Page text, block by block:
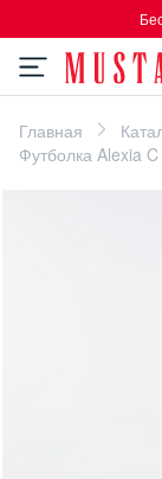
Главная
Футболка Alexia